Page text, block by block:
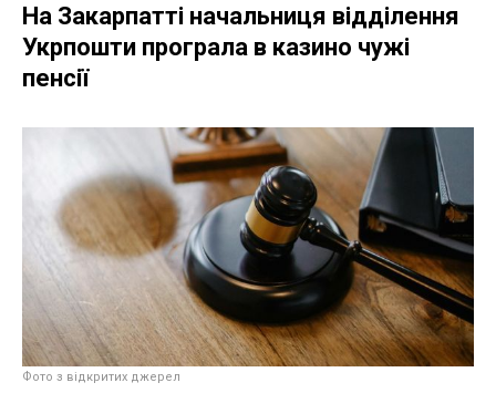
На Закарпатті начальниця відділення
Укрпошти програла в казино чужі
пенсії
Фото з відкритих джерел